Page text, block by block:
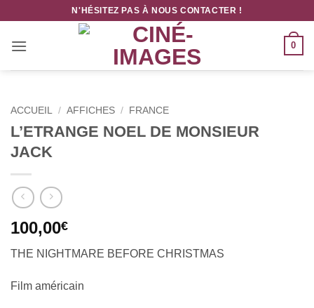
contenu
N'HÉSITEZ PAS À NOUS CONTACTER !
0
ACCUEIL / AFFICHES / FRANCE
L’ETRANGE NOEL DE MONSIEUR
JACK
100,00€
THE NIGHTMARE BEFORE CHRISTMAS
Film américain